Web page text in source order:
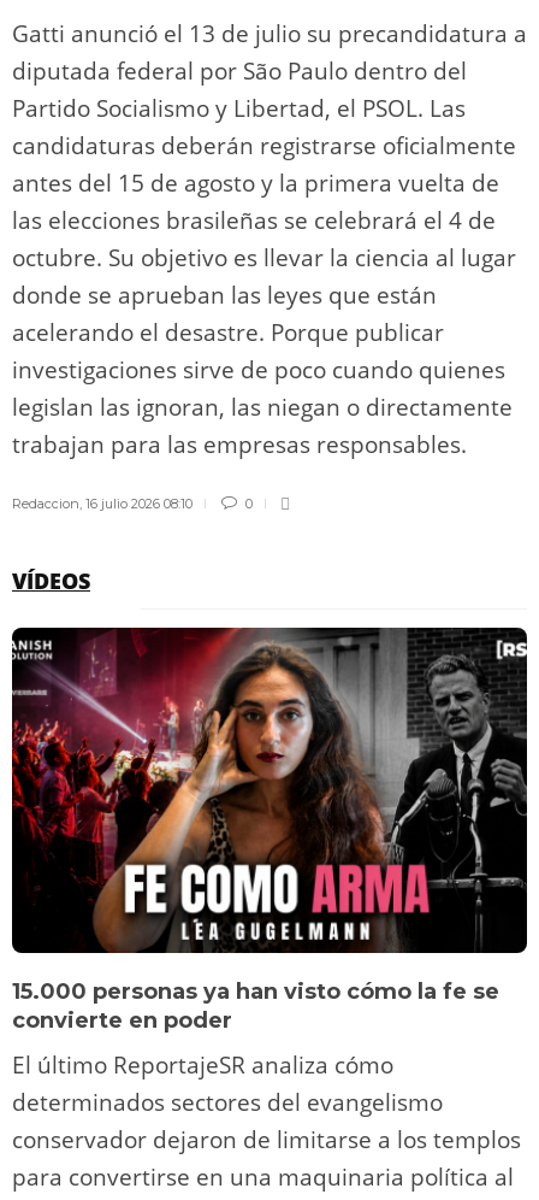
Gatti anunció el 13 de julio su precandidatura a
diputada federal por São Paulo dentro del
Partido Socialismo y Libertad, el PSOL. Las
candidaturas deberán registrarse oficialmente
antes del 15 de agosto y la primera vuelta de
las elecciones brasileñas se celebrará el 4 de
octubre. Su objetivo es llevar la ciencia al lugar
donde se aprueban las leyes que están
acelerando el desastre. Porque publicar
investigaciones sirve de poco cuando quienes
legislan las ignoran, las niegan o directamente
trabajan para las empresas responsables.
Redaccion 16 julio 2026 08:10 0
VÍDEOS
15.000 personas ya han visto cómo la fe se
convierte en poder
El último ReportajeSR analiza cómo
determinados sectores del evangelismo
conservador dejaron de limitarse a los templos
para convertirse en una maquinaria política al